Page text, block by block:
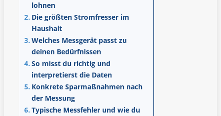
lohnen
Die größten Stromfresser im
Haushalt
Welches Messgerät passt zu
deinen Bedürfnissen
So misst du richtig und
interpretierst die Daten
Konkrete Sparmaßnahmen nach
der Messung
Typische Messfehler und wie du